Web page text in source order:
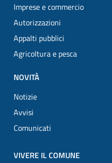
Imprese e commercio
Autorizzazioni
Appalti pubblici
Agricoltura e pesca
NOVITÀ
Notizie
Avvisi
Comunicati
VIVERE IL COMUNE